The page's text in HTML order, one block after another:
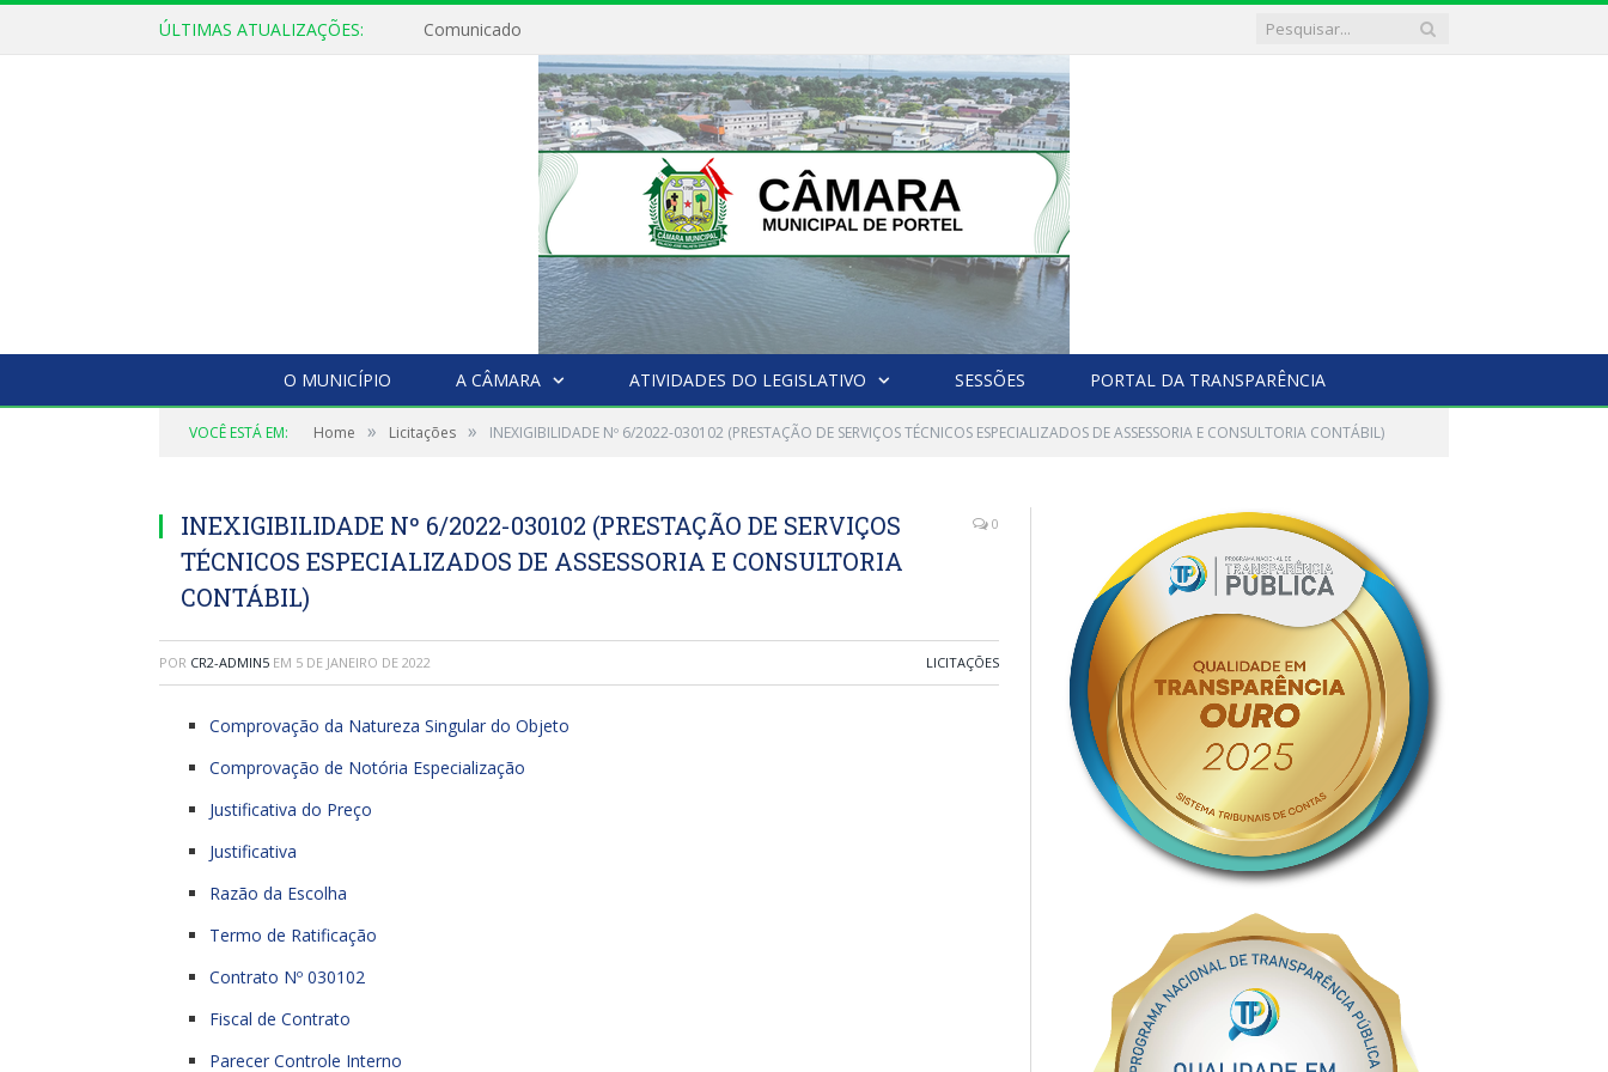
ÚLTIMAS ATUALIZAÇÕES: Comunicado
O MUNICÍPIO A CÂMARA ATIVIDADES DO LEGISLATIVO SESSÕES PORTAL DA TRANSPARÊNCIA
VOCÊ ESTÁ EM: Home » Licitações » INEXIGIBILIDADE Nº 6/2022-030102 (PRESTAÇÃO DE SERVIÇOS TÉCNICOS ESPECIALIZADOS DE ASSESSORIA E CONSULTORIA CONTÁBIL)
INEXIGIBILIDADE Nº 6/2022-030102 (PRESTAÇÃO DE SERVIÇOS
TÉCNICOS ESPECIALIZADOS DE ASSESSORIA E CONSULTORIA
CONTÁBIL)
0
POR CR2-ADMIN5 EM 5 DE JANEIRO DE 2022 LICITAÇÕES
Comprovação da Natureza Singular do Objeto
Comprovação de Notória Especialização
Justificativa do Preço
Justificativa
Razão da Escolha
Termo de Ratificação
Contrato Nº 030102
Fiscal de Contrato
Parecer Controle Interno